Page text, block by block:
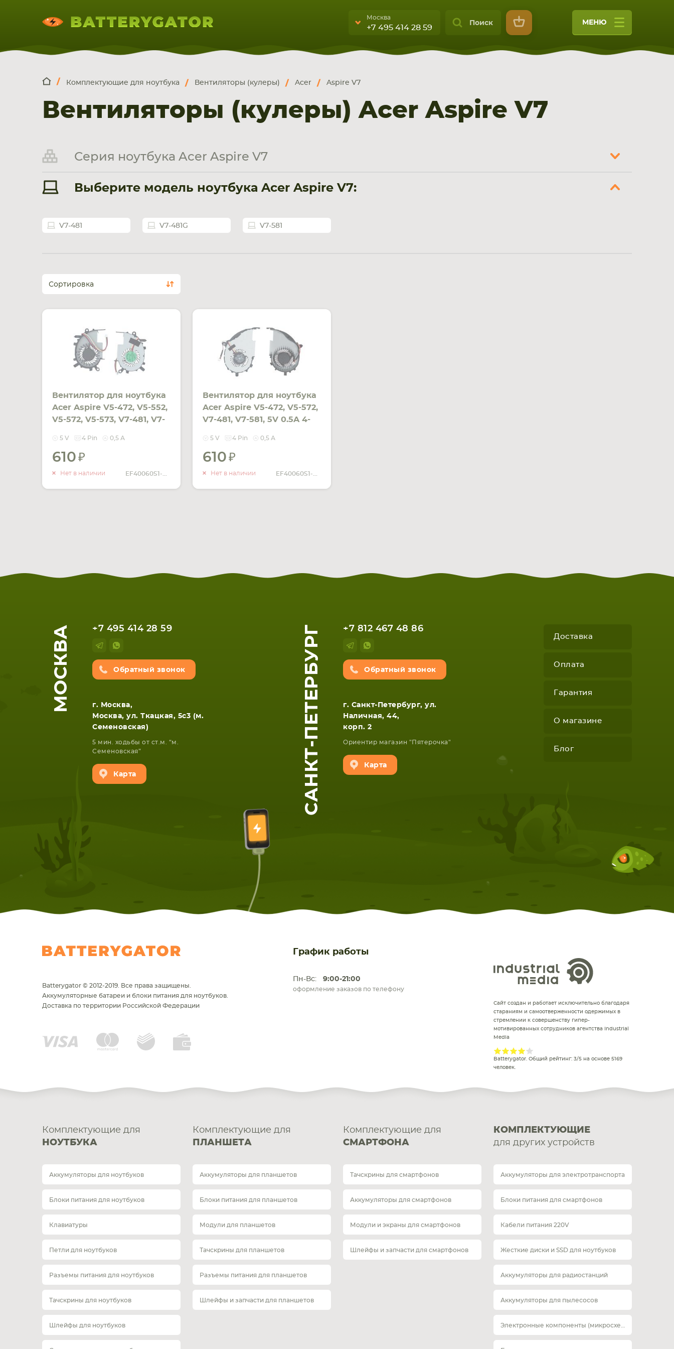
Москва
+7 495 414 28 59
Семеновская)
5 мин. ходьбы от ст.м.
“Семеновская”
Поиск МЕНЮ
НОУТБУКА
ПЛАНШЕТА
СМАРТФОНА
Комплектующие для ноутбука Вентиляторы (кулеры) Acer Aspire V7
Вентиляторы (кулеры) Acer Aspire V7
Серия ноутбука Acer Aspire V7
Выберите модель ноутбука Acer Aspire V7:
V7-481 V7-481G V7-581
Сортировка
Вентилятор для ноутбука
Acer Aspire V5-472, V5-552,
V5-572, V5-573, V7-481, V7-
5 V 4 Pin 0,5 А
610
Нет в наличии
О НАЛИЧИИ
Вентилятор для ноутбука
Acer Aspire V5-472, V5-572,
V7-481, V7-581, 5V 0.5A 4-
5 V 4 Pin 0,5 А
610
Нет в наличии
О НАЛИЧИИ
МОСКВА +7 495 414 28 59
Обратный звонок
г. Москва,
Москва, ул. Ткацкая, 5с3 (м.
Семеновская)
5 мин. ходьбы от ст.м. “м.
Семеновская”
Карта САНКТ-ПЕТЕРБУРГ +7 812 467 48 86
Обратный звонок
г. Санкт-Петербург, ул.
Наличная, 44,
корп. 2
Ориентир магазин "Пятерочка"
Карта
Доставка
Оплата
Гарантия
О магазине
Блог
График работы
Пн-Вс: 9:00-21:00
оформление заказов по телефону
Batterygator © 2012-2019. Все права защищены.
Аккумуляторные батареи и блоки питания для ноутбуков.
Доставка по территории Российской Федерации
Сайт создан и работает исключительно благодаря
стараниям и самоотверженности одержимых в
стремлении к совершенству гипер-
мотивированных сотрудников агентства Industrial
Media
Batterygator. Общий рейтинг: 3/5 на основе 5169
человек.
Комплектующие для
НОУТБУКА
Аккумуляторы для ноутбуков
Блоки питания для ноутбуков
Клавиатуры
Петли для ноутбуков
Разъемы питания для ноутбуков
Тачскрины для ноутбуков
Шлейфы для ноутбуков
Комплектующие для
ПЛАНШЕТА
Аккумуляторы для планшетов
Блоки питания для планшетов
Модули для планшетов
Тачскрины для планшетов
Разъемы питания для планшетов
Шлейфы и запчасти для планшетов
Комплектующие для
СМАРТФОНА
Тачскрины для смартфонов
Аккумуляторы для смартфонов
Модули и экраны для смартфонов
Шлейфы и запчасти для смартфонов
КОМПЛЕКТУЮЩИЕ
для других устройств
Аккумуляторы для электротранспорта
Блоки питания для смартфонов
Кабели питания 220V
Жесткие диски и SSD для ноутбуков
Аккумуляторы для радиостанций
Аккумуляторы для пылесосов